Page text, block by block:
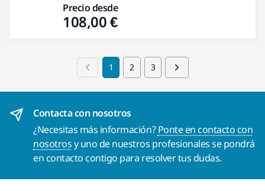
Precio desde
108,00 €
1 2 3
Contacta con nosotros
¿Necesitas más información?Ponte en contacto con
nosotrosy uno de nuestros profesionales se pondrá
en contacto contigo para resolver tus dudas.